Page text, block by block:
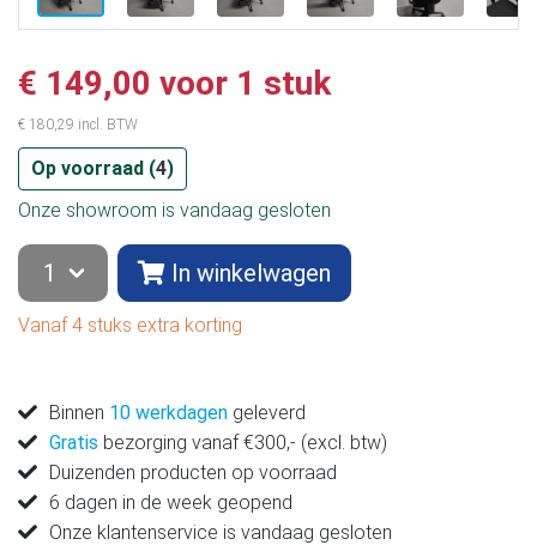
€ 149,00 voor 1 stuk
€ 180,29 incl. BTW
Op voorraad (4)
Onze showroom is vandaag gesloten
In winkelwagen
Vanaf 4 stuks extra korting
Binnen 10 werkdagen geleverd
Gratis bezorging vanaf €300,- (excl. btw)
Duizenden producten op voorraad
6 dagen in de week geopend
Onze klantenservice is vandaag gesloten